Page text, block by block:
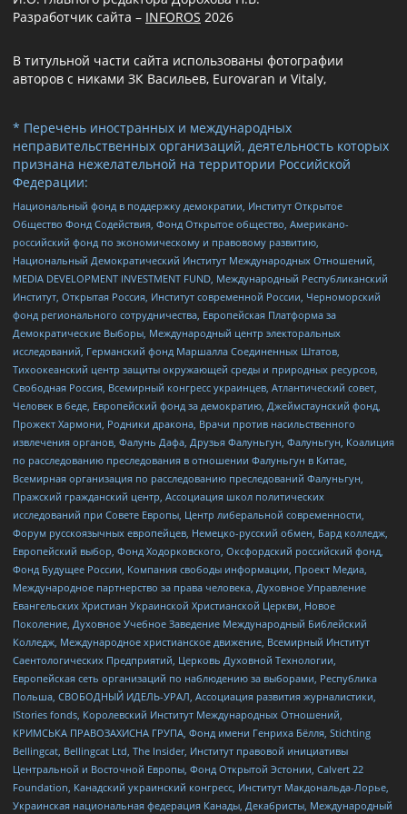
Разработчик сайта – INFOROS 2026
В титульной части сайта использованы фотографии
авторов с никами ЗК Васильев, Eurovaran и Vitaly,
* Перечень иностранных и международных
неправительственных организаций, деятельность которых
признана нежелательной на территории Российской
Федерации:
Национальный фонд в поддержку демократии, Институт Открытое
Общество Фонд Содействия, Фонд Открытое общество, Американо-
российский фонд по экономическому и правовому развитию,
Национальный Демократический Институт Международных Отношений,
MEDIA DEVELOPMENT INVESTMENT FUND, Международный Республиканский
Институт, Открытая Россия, Институт современной России, Черноморский
фонд регионального сотрудничества, Европейская Платформа за
Демократические Выборы, Международный центр электоральных
исследований, Германский фонд Маршалла Соединенных Штатов,
Тихоокеанский центр защиты окружающей среды и природных ресурсов,
Свободная Россия, Всемирный конгресс украинцев, Атлантический совет,
Человек в беде, Европейский фонд за демократию, Джеймстаунский фонд,
Прожект Хармони, Родники дракона, Врачи против насильственного
извлечения органов, Фалунь Дафа, Друзья Фалуньгун, Фалуньгун, Коалиция
по расследованию преследования в отношении Фалуньгун в Китае,
Всемирная организация по расследованию преследований Фалуньгун,
Пражский гражданский центр, Ассоциация школ политических
исследований при Совете Европы, Центр либеральной современности,
Форум русскоязычных европейцев, Немецко-русский обмен, Бард колледж,
Европейский выбор, Фонд Ходорковского, Оксфордский российский фонд,
Фонд Будущее России, Компания свободы информации, Проект Медиа,
Международное партнерство за права человека, Духовное Управление
Евангельских Христиан Украинской Христианской Церкви, Новое
Поколение, Духовное Учебное Заведение Международный Библейский
Колледж, Международное христианское движение, Всемирный Институт
Саентологических Предприятий, Церковь Духовной Технологии,
Европейская сеть организаций по наблюдению за выборами, Республика
Польша, СВОБОДНЫЙ ИДЕЛЬ-УРАЛ, Ассоциация развития журналистики,
IStories fonds, Королевский Институт Международных Отношений,
КРИМСЬКА ПРАВОЗАХИСНА ГРУПА, Фонд имени Генриха Бёлля, Stichting
Bellingcat, Bellingcat Ltd, The Insider, Институт правовой инициативы
Центральной и Восточной Европы, Фонд Открытой Эстонии, Calvert 22
Foundation, Канадский украинский конгресс, Институт Макдональда-Лорье,
Украинская национальная федерация Канады, Декабристы, Международный